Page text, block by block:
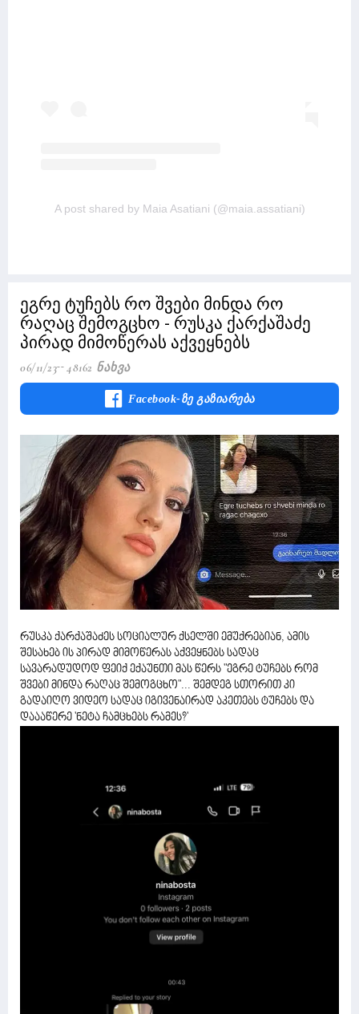
A post shared by Maia Asatiani (@maia.assatiani)
ეგრე ტუჩებს რო შვები მინდა რო
რაღაც შემოგცხო - რუსკა ქარქაშაძე
პირად მიმოწერას აქვეყნებს
06/11/23 48162 Ნახვა
Facebook-Ზე Გაზიარება
რუსკა ქარქაშაძეს სოციალურ ქსელში ემუქრებიან, ამის
შესახებ ის პირად მიმოწერას აქვეყნებს სადაც
სავარადუდოდ ფეიქ ექაუნთი მას წერს "ეგრე ტუჩებს რომ
შვები მინდა რაღაც შემოგცხო"... შემდეგ სთორით კი
გადაიღო ვიდეო სადაც იგივენაირად აკეთებს ტუჩებს და
დაააწერე 'ნეტა ჩამცხებს რამეს?'